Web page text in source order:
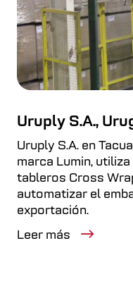
Uruply S.A.,
Uruply S.A. en
marca Lumin,
tableros Cross
automatizar el
exportación.
Leer más